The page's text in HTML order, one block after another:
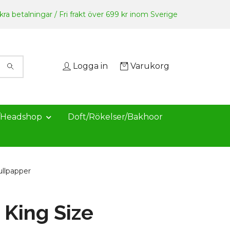
betalningar / Fri frakt över 699 kr inom Sverige
Logga in Varukorg
Doft/Rökelser/Bakhoor
Size